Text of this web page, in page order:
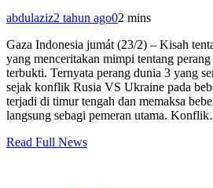
abdulaziz2 tahun ago02 mins
Gaza Indonesia jumát (23/2) – Kisah
yang menceritakan mimpi tentang
terbukti. Ternyata perang dunia 3 yang
sejak konflik Rusia VS Ukraine pada
terjadi di timur tengah dan memaksa
langsung sebagi pemeran utama.
Read Full News